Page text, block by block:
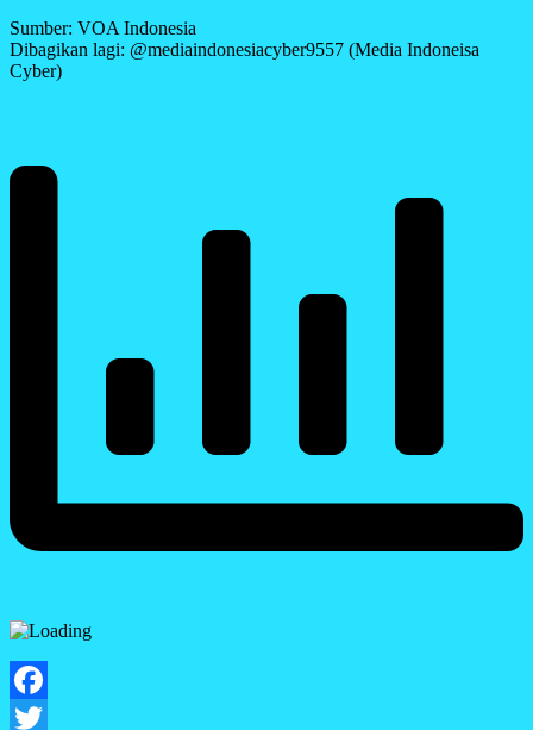
Sumber: VOA Indonesia
Dibagikan lagi: @mediaindonesiacyber9557 (Media Indoneisa
Cyber)
Facebook